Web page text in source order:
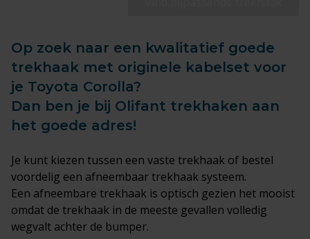
Op zoek naar een kwalitatief goede
trekhaak met originele kabelset voor
je Toyota Corolla?
Dan ben je bij Olifant trekhaken aan
het goede adres!
Je kunt kiezen tussen een vaste trekhaak of bestel
voordelig een afneembaar trekhaak systeem.
Een afneembare trekhaak is optisch gezien het mooist
omdat de trekhaak in de meeste gevallen volledig
wegvalt achter de bumper.